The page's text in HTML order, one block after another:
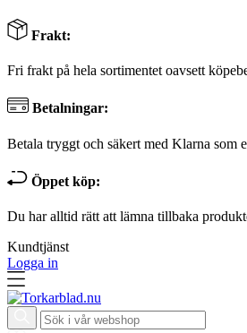
Frakt:
Fri frakt på hela sortimentet oavsett
Betalningar:
Betala tryggt och säkert med Klarna
Öppet köp:
Du har alltid rätt att lämna tillbaka
Kundtjänst
Logga in